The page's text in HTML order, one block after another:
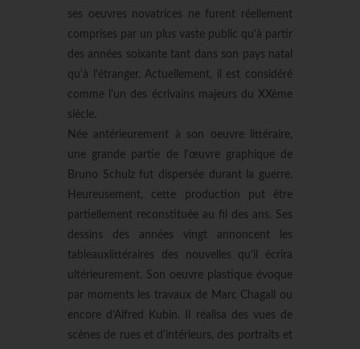
ses oeuvres novatrices ne furent réellement
comprises par un plus vaste public qu'à partir
des années soixante tant dans son pays natal
qu'à l'étranger. Actuellement, il est considéré
comme l'un des écrivains majeurs du XXème
siècle.
Née antérieurement à son oeuvre littéraire,
une grande partie de l'œuvre graphique de
Bruno Schulz fut dispersée durant la guerre.
Heureusement, cette production put être
partiellement reconstituée au fil des ans. Ses
dessins des années vingt annoncent les
tableauxlittéraires des nouvelles qu'il écrira
ultérieurement. Son oeuvre plastique évoque
par moments les travaux de Marc Chagall ou
encore d'Alfred Kubin. Il réalisa des vues de
scènes de rues et d'intérieurs, des portraits et